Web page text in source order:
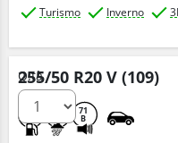
Turismo Inverno
255/50 R20 V (109)
71
B
Q.tà